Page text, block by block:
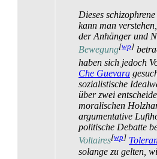
Dieses
kann man
der Anhänger und
Bewegung[wp]
haben sich jedoch
Che Guevara
sozialistische
über zwei
moralischen
argumentative
politische Debatte
Voltaires[wp]
solange zu gelten,